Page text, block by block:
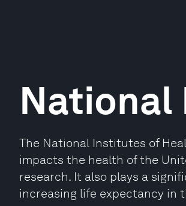
National
The National Institutes of
impacts the health of the
research. It also plays a
increasing life expectancy in